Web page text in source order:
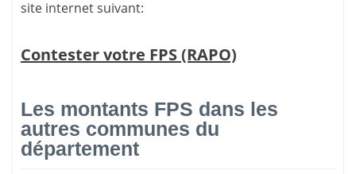
site internet suivant:
Contester votre FPS (RAPO)
Les montants FPS dans les
autres communes du
département